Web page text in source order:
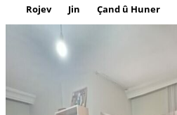
Rojev Jin Çand û Huner